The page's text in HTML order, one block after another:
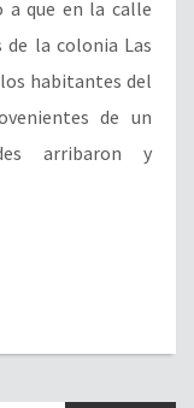
a que en la calle
de la colonia Las
habitantes del
de un
arribaron y